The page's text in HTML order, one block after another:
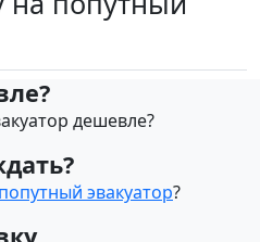
дешевле?
попутный эвакуатор?